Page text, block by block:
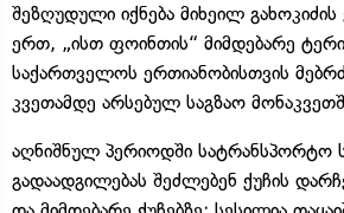
შეზღუდული იქნება მიხეილ
ერთ, „ისთ ფოინთის“ მიმდებარე
საქართველოს ერთიანობისთვის
კვეთამდე არსებულ საგზაო
აღნიშნულ პერიოდში სატრანსპორტო
გადაადგილებას შეძლებენ ქუჩის